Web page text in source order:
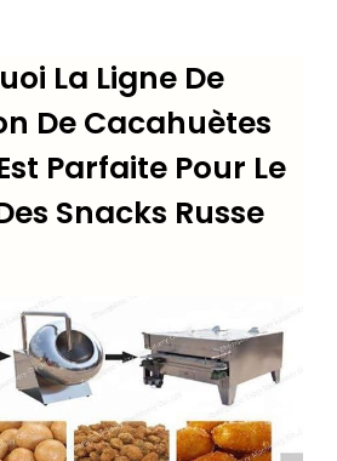
La Ligne De
De Cacahuètes
Parfaite Pour Le
Snacks Russe